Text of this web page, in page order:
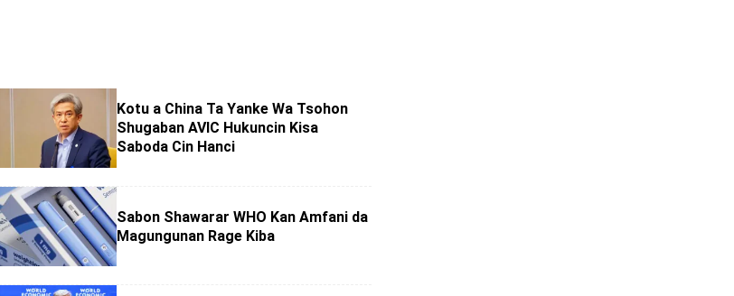
Kotu a China Ta Yanke Wa Tsohon
Shugaban AVIC Hukuncin Kisa
Saboda Cin Hanci
Sabon Shawarar WHO Kan Amfani da
Magungunan Rage Kiba